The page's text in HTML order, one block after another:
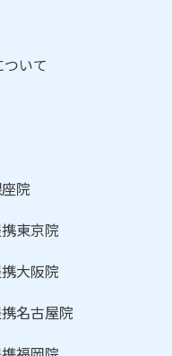
いて
院
東京院
大阪院
名古屋院